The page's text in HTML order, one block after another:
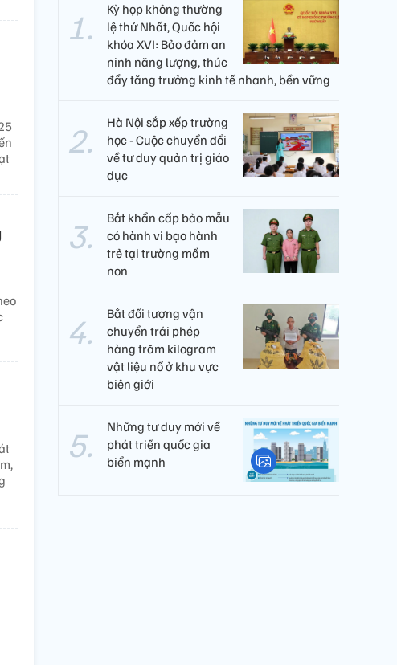
Kỳ họp không thường
lệ thứ Nhất, Quốc hội
khóa XVI: Bảo đảm an
ninh năng lượng, thúc
đẩy tăng trưởng kinh tế nhanh, bền vững
Hà Nội sắp xếp trường
học - Cuộc chuyển đổi
về tư duy quản trị giáo
dục
Bắt khẩn cấp bảo mẫu
có hành vi bạo hành
trẻ tại trường mầm
non
Bắt đối tượng vận
chuyển trái phép
hàng trăm kilogram
vật liệu nổ ở khu vực
biên giới
Những tư duy mới về
phát triển quốc gia
biển mạnh